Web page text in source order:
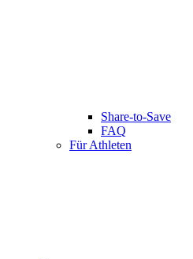
Share-to-Save
FAQ
Für Athleten